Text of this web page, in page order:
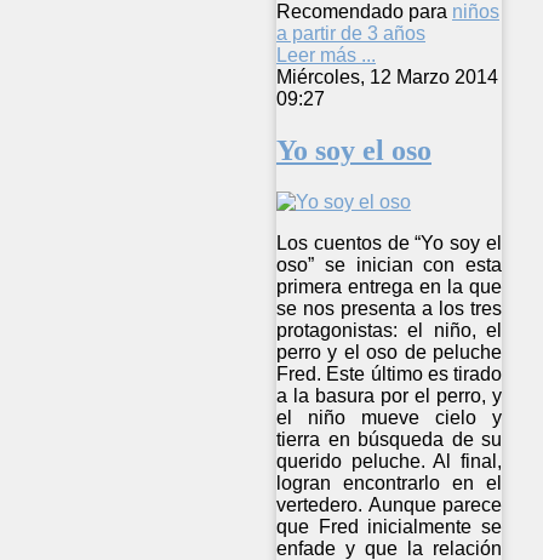
Recomendado para niños
a partir de 3 años
Leer más ...
Miércoles, 12 Marzo 2014
09:27
Yo soy el oso
Los cuentos de “Yo soy el
oso” se inician con esta
primera entrega en la que
se nos presenta a los tres
protagonistas: el niño, el
perro y el oso de peluche
Fred. Este último es tirado
a la basura por el perro, y
el niño mueve cielo y
tierra en búsqueda de su
querido peluche. Al final,
logran encontrarlo en el
vertedero. Aunque parece
que Fred inicialmente se
enfade y que la relación